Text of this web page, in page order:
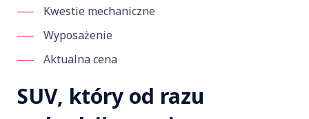
Kwestie mechaniczne
Wyposażenie
Aktualna cena
SUV, który od razu